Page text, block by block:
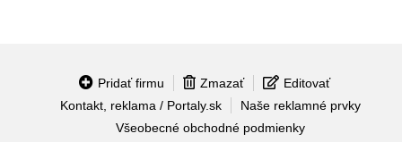
Pridať firmu Zmazať
Editovať
Kontakt, reklama / Portaly.sk
Naše reklamné prvky
Všeobecné obchodné podmienky